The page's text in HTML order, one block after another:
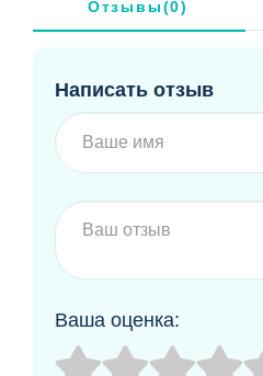
Отзывы(0)
Написать отзыв
Ваша оценка: